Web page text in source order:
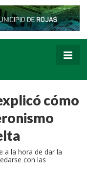
cómo
a la hora de dar la
con las